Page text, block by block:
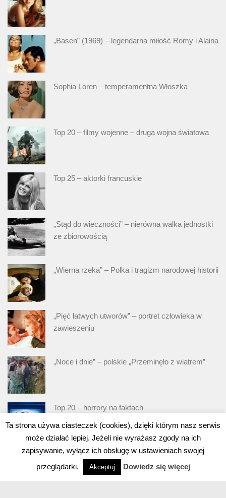
„Basen” (1969) – legendarna miłość Romy i Alaina
Sophia Loren – temperamentna Włoszka
Top 20 – filmy wojenne – druga wojna światowa
Top 25 – aktorki francuskie
„Stąd do wieczności” – nierówna walka jednostki
ze zbiorowością
„Wierna rzeka” – Polka i tragizm narodowej historii
„Pięć łatwych utworów” – portret człowieka w
zawieszeniu
„Noce i dnie” – polskie „Przeminęło z wiatrem”
Top 20 – horrory na faktach
Ta strona używa ciasteczek (cookies), dzięki którym nasz serwis
może działać lepiej. Jeżeli nie wyrażasz zgody na ich
zapisywanie, wyłącz ich obsługę w ustawieniach swojej
przeglądarki.
Akceptuj Dowiedz się więcej